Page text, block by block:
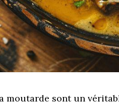
moutarde sont un